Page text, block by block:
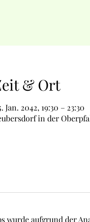
& Ort
Jan. 2042, 19:30 – 23:30
in der
wurde aufgrund der